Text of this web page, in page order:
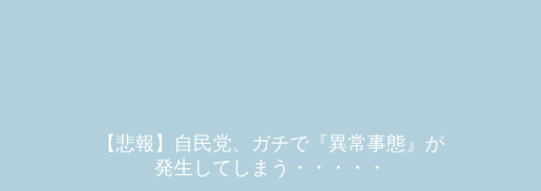
【悲報】自民党、ガチで『異常事態』が
発生してしまう・・・・・